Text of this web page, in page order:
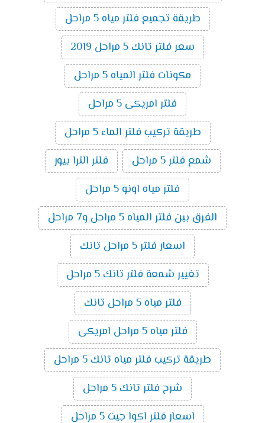
طريقة تجميع فلتر مياه 5 مراحل
سعر فلتر تانك 5 مراحل 2019
مكونات فلتر المياه 5 مراحل
فلتر امريكى 5 مراحل
طريقة تركيب فلتر الماء 5 مراحل
شمع فلتر 5 مراحل
فلتر الترا بيور
فلتر مياه اونو 5 مراحل
الفرق بين فلتر المياه 5 مراحل و7 مراحل
اسعار فلتر 5 مراحل تانك
تغيير شمعة فلتر تانك 5 مراحل
فلتر مياه 5 مراحل تانك
فلتر مياه 5 مراحل امريكى
طريقة تركيب فلتر مياه تانك 5 مراحل
شرح فلتر تانك 5 مراحل
اسعار فلتر اكوا جيت 5 مراحل